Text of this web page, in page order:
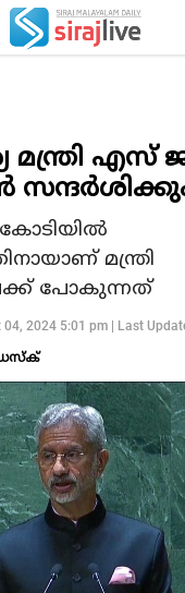
മന്ത്രി എസ്
മന്ത്രി
പോകുന്നത്
04, 2024 5:01 pm| Last